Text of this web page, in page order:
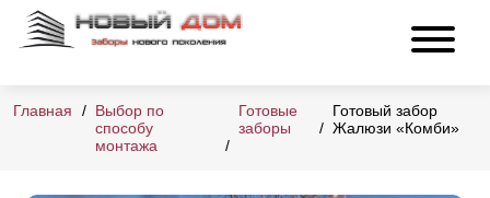
Главная
Выбор по
способу
монтажа
Готовые
заборы
Готовый забор
Жалюзи «Комби»